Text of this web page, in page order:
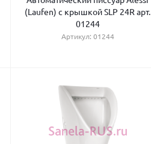
(Laufen) с крышкой SLP 24R арт.
01244
Артикул: 01244